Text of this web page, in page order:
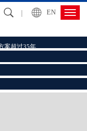
EN
案超过35年